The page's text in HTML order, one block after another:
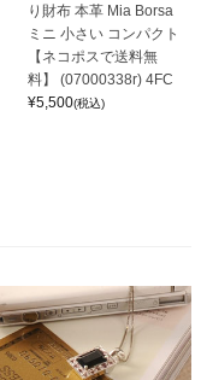
り財布 本革 Mia Borsa
ミニ 小さい コンパクト
【ネコポスで送料無
料】 (07000338r) 4FC
¥5,500(税込)